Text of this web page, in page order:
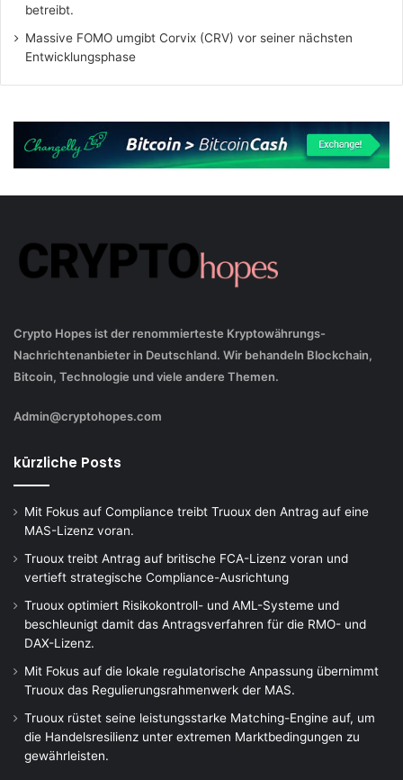
betreibt.
Massive FOMO umgibt Corvix (CRV) vor seiner nächsten
Entwicklungsphase
Crypto Hopes ist der renommierteste Kryptowährungs-
Nachrichtenanbieter in Deutschland. Wir behandeln Blockchain,
Bitcoin, Technologie und viele andere Themen.
Admin@cryptohopes.com
kürzliche Posts
Mit Fokus auf Compliance treibt Truoux den Antrag auf eine
MAS-Lizenz voran.
Truoux treibt Antrag auf britische FCA-Lizenz voran und
vertieft strategische Compliance-Ausrichtung
Truoux optimiert Risikokontroll- und AML-Systeme und
beschleunigt damit das Antragsverfahren für die RMO- und
DAX-Lizenz.
Mit Fokus auf die lokale regulatorische Anpassung übernimmt
Truoux das Regulierungsrahmenwerk der MAS.
Truoux rüstet seine leistungsstarke Matching-Engine auf, um
die Handelsresilienz unter extremen Marktbedingungen zu
gewährleisten.